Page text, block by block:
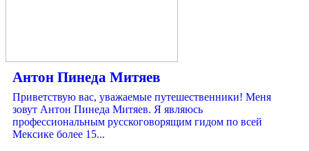
Антон Пинеда Митяев
Приветствую вас, уважаемые путешественники! Меня
зовут Антон Пинеда Митяев. Я являюсь
профессиональным русскоговорящим гидом по всей
Мексике более 15...